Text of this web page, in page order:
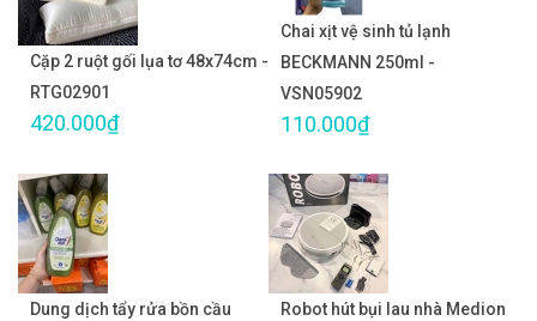
Cặp 2 ruột gối lụa tơ 48x74cm -
RTG02901
420.000₫
Chai xịt vệ sinh tủ lạnh
BECKMANN 250ml -
VSN05902
110.000₫
Dung dịch tẩy rửa bồn cầu
Robot hút bụi lau nhà Medion